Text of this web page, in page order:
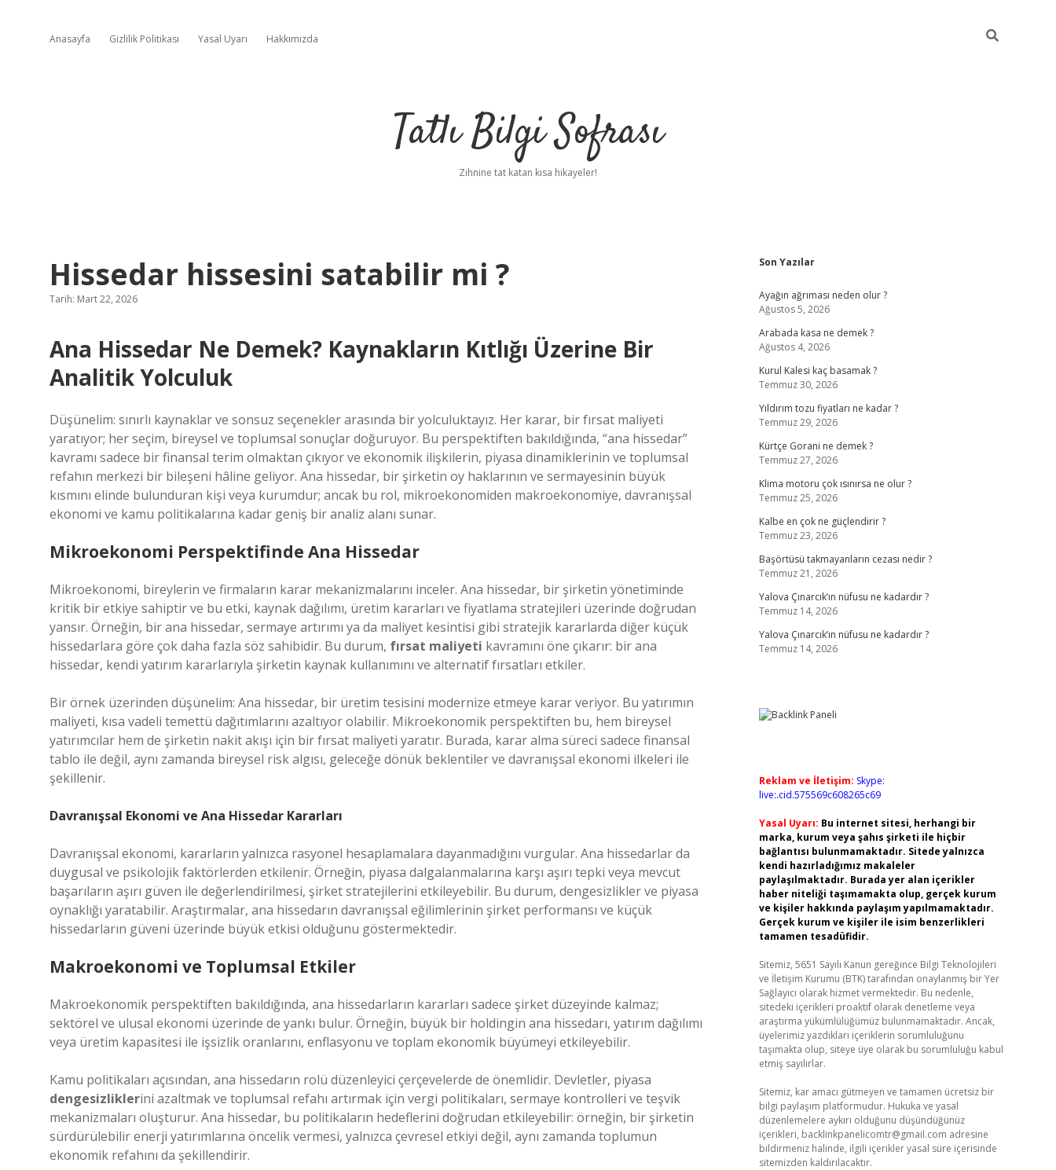
Anasayfa Gizlilik Politikası Yasal Uyarı Hakkımızda
Tatlı Bilgi Sofrası
Zihnine tat katan kısa hikayeler!
Hissedar hissesini satabilir mi ?
Tarih: Mart 22, 2026
Ana Hissedar Ne Demek? Kaynakların Kıtlığı Üzerine Bir
Analitik Yolculuk
Düşünelim: sınırlı kaynaklar ve sonsuz seçenekler arasında bir yolculuktayız. Her karar, bir fırsat maliyeti
yaratıyor; her seçim, bireysel ve toplumsal sonuçlar doğuruyor. Bu perspektiften bakıldığında, “ana hissedar”
kavramı sadece bir finansal terim olmaktan çıkıyor ve ekonomik ilişkilerin, piyasa dinamiklerinin ve toplumsal
refahın merkezi bir bileşeni hâline geliyor. Ana hissedar, bir şirketin oy haklarının ve sermayesinin büyük
kısmını elinde bulunduran kişi veya kurumdur; ancak bu rol, mikroekonomiden makroekonomiye, davranışsal
ekonomi ve kamu politikalarına kadar geniş bir analiz alanı sunar.
Mikroekonomi Perspektifinde Ana Hissedar
Mikroekonomi, bireylerin ve firmaların karar mekanizmalarını inceler. Ana hissedar, bir şirketin yönetiminde
kritik bir etkiye sahiptir ve bu etki, kaynak dağılımı, üretim kararları ve fiyatlama stratejileri üzerinde doğrudan
yansır. Örneğin, bir ana hissedar, sermaye artırımı ya da maliyet kesintisi gibi stratejik kararlarda diğer küçük
hissedarlara göre çok daha fazla söz sahibidir. Bu durum, fırsat maliyeti kavramını öne çıkarır: bir ana
hissedar, kendi yatırım kararlarıyla şirketin kaynak kullanımını ve alternatif fırsatları etkiler.
Bir örnek üzerinden düşünelim: Ana hissedar, bir üretim tesisini modernize etmeye karar veriyor. Bu yatırımın
maliyeti, kısa vadeli temettü dağıtımlarını azaltıyor olabilir. Mikroekonomik perspektiften bu, hem bireysel
yatırımcılar hem de şirketin nakit akışı için bir fırsat maliyeti yaratır. Burada, karar alma süreci sadece finansal
tablo ile değil, aynı zamanda bireysel risk algısı, geleceğe dönük beklentiler ve davranışsal ekonomi ilkeleri ile
şekillenir.
Davranışsal Ekonomi ve Ana Hissedar Kararları
Davranışsal ekonomi, kararların yalnızca rasyonel hesaplamalara dayanmadığını vurgular. Ana hissedarlar da
duygusal ve psikolojik faktörlerden etkilenir. Örneğin, piyasa dalgalanmalarına karşı aşırı tepki veya mevcut
başarıların aşırı güven ile değerlendirilmesi, şirket stratejilerini etkileyebilir. Bu durum, dengesizliklerve piyasa
oynaklığı yaratabilir. Araştırmalar, ana hissedarın davranışsal eğilimlerinin şirket performansı ve küçük
hissedarların güveni üzerinde büyük etkisi olduğunu göstermektedir.
Makroekonomi ve Toplumsal Etkiler
Makroekonomik perspektiften bakıldığında, ana hissedarların kararları sadece şirket düzeyinde kalmaz;
sektörel ve ulusal ekonomi üzerinde de yankı bulur. Örneğin, büyük bir holdingin ana hissedarı, yatırım dağılımı
veya üretim kapasitesi ile işsizlik oranlarını, enflasyonu ve toplam ekonomik büyümeyi etkileyebilir.
Kamu politikaları açısından, ana hissedarın rolü düzenleyici çerçevelerde de önemlidir. Devletler, piyasa
dengesizliklerini azaltmak ve toplumsal refahı artırmak için vergi politikaları, sermaye kontrolleri ve teşvik
mekanizmaları oluşturur. Ana hissedar, bu politikaların hedeflerini doğrudan etkileyebilir: örneğin, bir şirketin
sürdürülebilir enerji yatırımlarına öncelik vermesi, yalnızca çevresel etkiyi değil, aynı zamanda toplumun
ekonomik refahını da şekillendirir.
Sidebar
Son Yazılar
Ayağın ağrıması neden olur ?
Ağustos 5, 2026
Arabada kasa ne demek ?
Ağustos 4, 2026
Kurul Kalesi kaç basamak ?
Temmuz 30, 2026
Yıldırım tozu fiyatları ne kadar ?
Temmuz 29, 2026
Kürtçe Gorani ne demek ?
Temmuz 27, 2026
Klima motoru çok ısınırsa ne olur ?
Temmuz 25, 2026
Kalbe en çok ne güçlendirir ?
Temmuz 23, 2026
Başörtüsü takmayanların cezası nedir ?
Temmuz 21, 2026
Yalova Çınarcık’ın nüfusu ne kadardır ?
Temmuz 14, 2026
Yalova Çınarcık’ın nüfusu ne kadardır ?
Temmuz 14, 2026
Reklam ve İletişim: Skype:
live:.cid.575569c608265c69
Yasal Uyarı: Bu internet sitesi, herhangi bir
marka, kurum veya şahıs şirketi ile hiçbir
bağlantısı bulunmamaktadır. Sitede yalnızca
kendi hazırladığımız makaleler
paylaşılmaktadır. Burada yer alan içerikler
haber niteliği taşımamakta olup, gerçek kurum
ve kişiler hakkında paylaşım yapılmamaktadır.
Gerçek kurum ve kişiler ile isim benzerlikleri
tamamen tesadüfidir.
Sitemiz, 5651 Sayılı Kanun gereğince Bilgi Teknolojileri
ve İletişim Kurumu (BTK) tarafından onaylanmış bir Yer
Sağlayıcı olarak hizmet vermektedir. Bu nedenle,
sitedeki içerikleri proaktif olarak denetleme veya
araştırma yükümlülüğümüz bulunmamaktadır. Ancak,
üyelerimiz yazdıkları içeriklerin sorumluluğunu
taşımakta olup, siteye üye olarak bu sorumluluğu kabul
etmiş sayılırlar.
Sitemiz, kar amacı gütmeyen ve tamamen ücretsiz bir
bilgi paylaşım platformudur. Hukuka ve yasal
düzenlemelere aykırı olduğunu düşündüğünüz
içerikleri, backlinkpanelicomtr@gmail.com adresine
bildirmeniz halinde, ilgili içerikler yasal süre içerisinde
sitemizden kaldırılacaktır.